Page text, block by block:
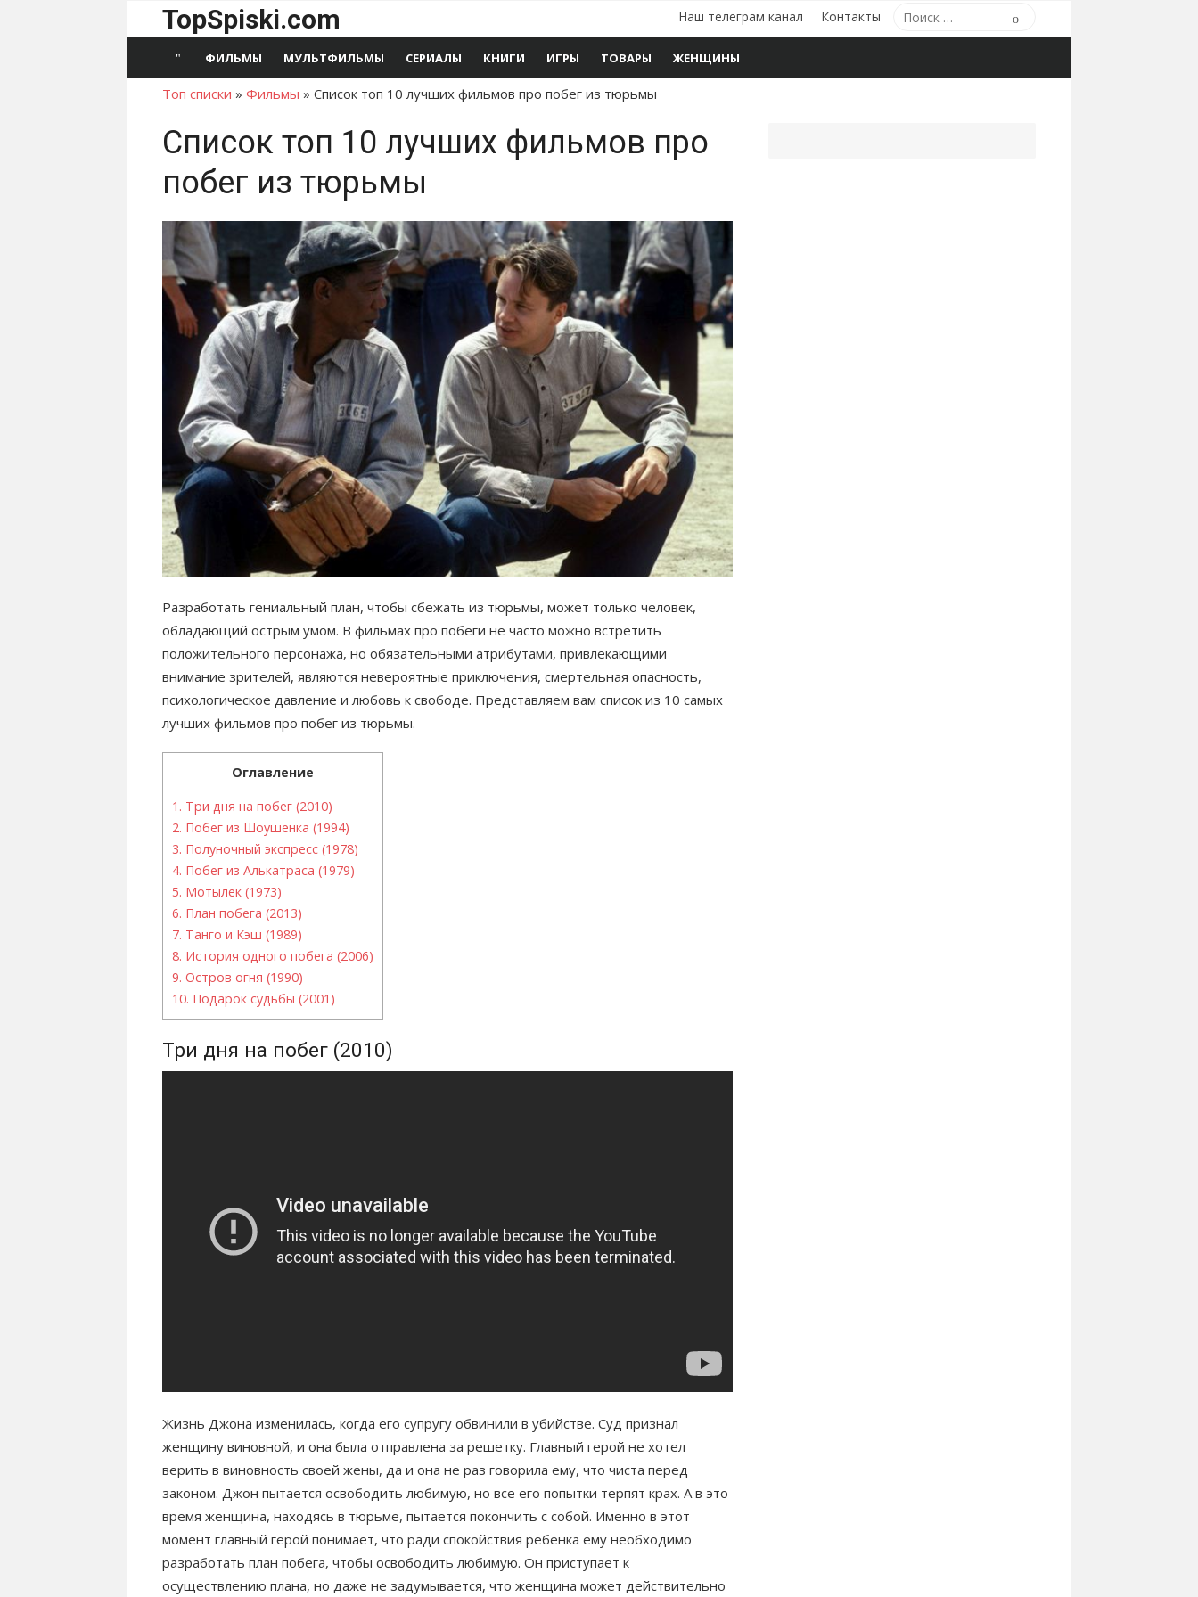
TopSpiski.com
Поиск
по:
Наш телеграм канал Контакты
ФИЛЬМЫ МУЛЬТФИЛЬМЫ СЕРИАЛЫ КНИГИ ИГРЫ ТОВАРЫ ЖЕНЩИНЫ
Топ списки » Фильмы » Список топ 10 лучших фильмов про побег из тюрьмы
Список топ 10 лучших фильмов про
побег из тюрьмы
Разработать гениальный план, чтобы сбежать из тюрьмы, может только человек,
обладающий острым умом. В фильмах про побеги не часто можно встретить
положительного персонажа, но обязательными атрибутами, привлекающими
внимание зрителей, являются невероятные приключения, смертельная опасность,
психологическое давление и любовь к свободе. Представляем вам список из 10 самых
лучших фильмов про побег из тюрьмы.
Оглавление
1. Три дня на побег (2010)
2. Побег из Шоушенка (1994)
3. Полуночный экспресс (1978)
4. Побег из Алькатраса (1979)
5. Мотылек (1973)
6. План побега (2013)
7. Танго и Кэш (1989)
8. История одного побега (2006)
9. Остров огня (1990)
10. Подарок судьбы (2001)
Три дня на побег (2010)
Жизнь Джона изменилась, когда его супругу обвинили в убийстве. Суд признал
женщину виновной, и она была отправлена за решетку. Главный герой не хотел
верить в виновность своей жены, да и она не раз говорила ему, что чиста перед
законом. Джон пытается освободить любимую, но все его попытки терпят крах. А в это
время женщина, находясь в тюрьме, пытается покончить с собой. Именно в этот
момент главный герой понимает, что ради спокойствия ребенка ему необходимо
разработать план побега, чтобы освободить любимую. Он приступает к
осуществлению плана, но даже не задумывается, что женщина может действительно